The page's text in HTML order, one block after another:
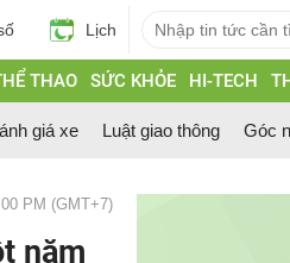
Lịch
THAO SỨC KHỎE HI-TECH
giá xe Luật giao thông Góc
PM (GMT+7)
năm